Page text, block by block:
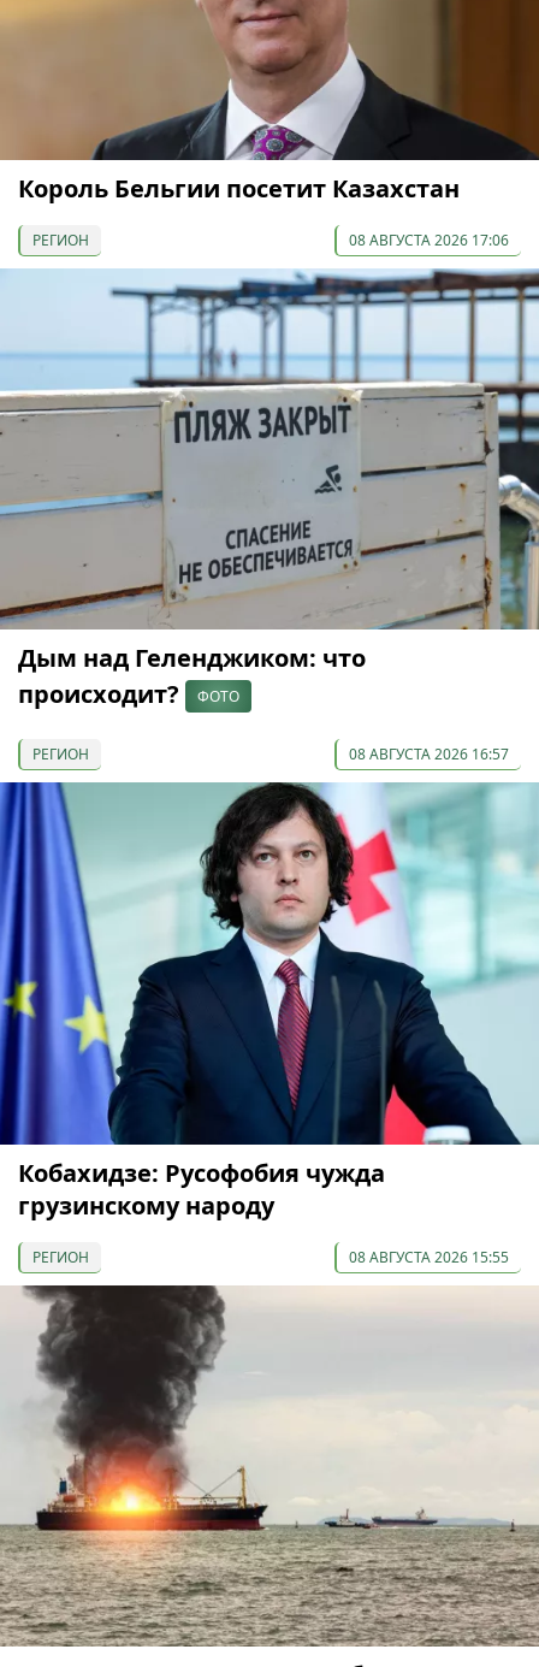
Король Бельгии посетит Казахстан
РЕГИОН 08 АВГУСТА 2026 17:06
Дым над Геленджиком: что
происходит?
ФОТО
РЕГИОН 08 АВГУСТА 2026 16:57
Кобахидзе: Русофобия чужда
грузинскому народу
РЕГИОН 08 АВГУСТА 2026 15:55